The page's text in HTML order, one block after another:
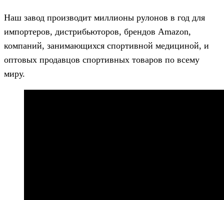
Наш завод производит миллионы рулонов в год для
импортеров, дистрибьюторов, брендов Amazon,
компаний, занимающихся спортивной медициной, и
оптовых продавцов спортивных товаров по всему
миру.